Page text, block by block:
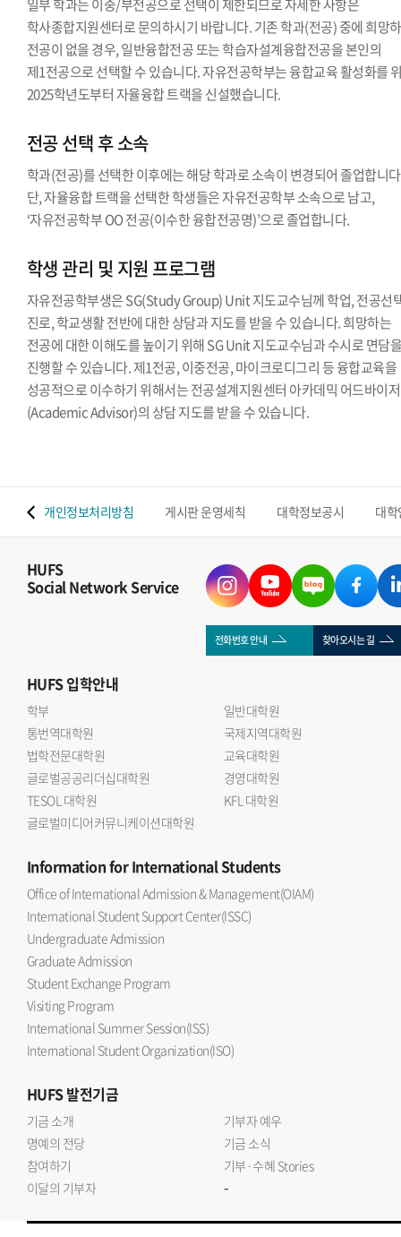
일부 학과는 이중/부전공으로 선택이 제한되므로 자세한 사항은
학사종합지원센터로 문의하시기 바랍니다. 기존 학과(전공) 중에 희망
전공이 없을 경우, 일반융합전공 또는 학습자설계융합전공을 본인의
제1전공으로 선택할 수 있습니다. 자유전공학부는 융합교육 활성화를
2025학년도부터 자율융합 트랙을 신설했습니다.
전공 선택 후 소속
학과(전공)를 선택한 이후에는 해당 학과로 소속이 변경되어 졸업합니
단, 자율융합 트랙을 선택한 학생들은 자유전공학부 소속으로 남고,
‘자유전공학부 OO 전공(이수한 융합전공명)’으로 졸업합니다.
학생 관리 및 지원 프로그램
자유전공학부생은 SG(Study Group) Unit 지도교수님께 학업, 전공선
진로, 학교생활 전반에 대한 상담과 지도를 받을 수 있습니다. 희망하는
전공에 대한 이해도를 높이기 위해 SG Unit 지도교수님과 수시로 면담
진행할 수 있습니다. 제1전공, 이중전공, 마이크로디그리 등 융합교육을
성공적으로 이수하기 위해서는 전공설계지원센터 아카데믹 어드바이저
(Academic Advisor)의 상담 지도를 받을 수 있습니다.
개인정보처리방침 게시판 운영세칙 대학정보공시 대
HUFS
Social Network Service
전화번호 안내 찾아오시는 길
HUFS입학안내
학부
일반대학원
통번역대학원
국제지역대학원
법학전문대학원
교육대학원
글로벌공공리더십대학원
경영대학원
TESOL 대학원
KFL 대학원
글로벌미디어커뮤니케이션대학원
Informationfor International Students
Office of International Admission & Management(OIAM)
International Student Support Center(ISSC)
Undergraduate Admission
Graduate Admission
Student Exchange Program
Visiting Program
International Summer Session(ISS)
International Student Organization(ISO)
HUFS발전기금
기금 소개
기부자 예우
명예의 전당
기금 소식
참여하기
기부·수혜 Stories
이달의 기부자
-